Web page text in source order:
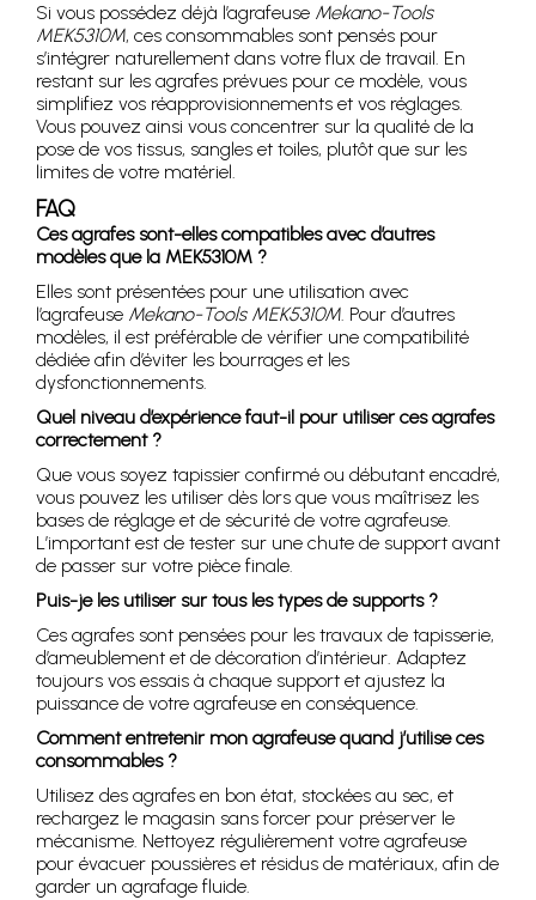
Si vous possédez déjà l’agrafeuse Mekano-Tools
MEK5310M, ces consommables sont pensés pour
s’intégrer naturellement dans votre flux de travail. En
restant sur les agrafes prévues pour ce modèle, vous
simplifiez vos réapprovisionnements et vos réglages.
Vous pouvez ainsi vous concentrer sur la qualité de la
pose de vos tissus, sangles et toiles, plutôt que sur les
limites de votre matériel.
FAQ
Ces agrafes sont-elles compatibles avec d’autres
modèles que la MEK5310M ?
Elles sont présentées pour une utilisation avec
l’agrafeuse Mekano-Tools MEK5310M. Pour d’autres
modèles, il est préférable de vérifier une compatibilité
dédiée afin d’éviter les bourrages et les
dysfonctionnements.
Quel niveau d’expérience faut-il pour utiliser ces agrafes
correctement ?
Que vous soyez tapissier confirmé ou débutant encadré,
vous pouvez les utiliser dès lors que vous maîtrisez les
bases de réglage et de sécurité de votre agrafeuse.
L’important est de tester sur une chute de support avant
de passer sur votre pièce finale.
Puis-je les utiliser sur tous les types de supports ?
Ces agrafes sont pensées pour les travaux de tapisserie,
d’ameublement et de décoration d’intérieur. Adaptez
toujours vos essais à chaque support et ajustez la
puissance de votre agrafeuse en conséquence.
Comment entretenir mon agrafeuse quand j’utilise ces
consommables ?
Utilisez des agrafes en bon état, stockées au sec, et
rechargez le magasin sans forcer pour préserver le
mécanisme. Nettoyez régulièrement votre agrafeuse
pour évacuer poussières et résidus de matériaux, afin de
garder un agrafage fluide.